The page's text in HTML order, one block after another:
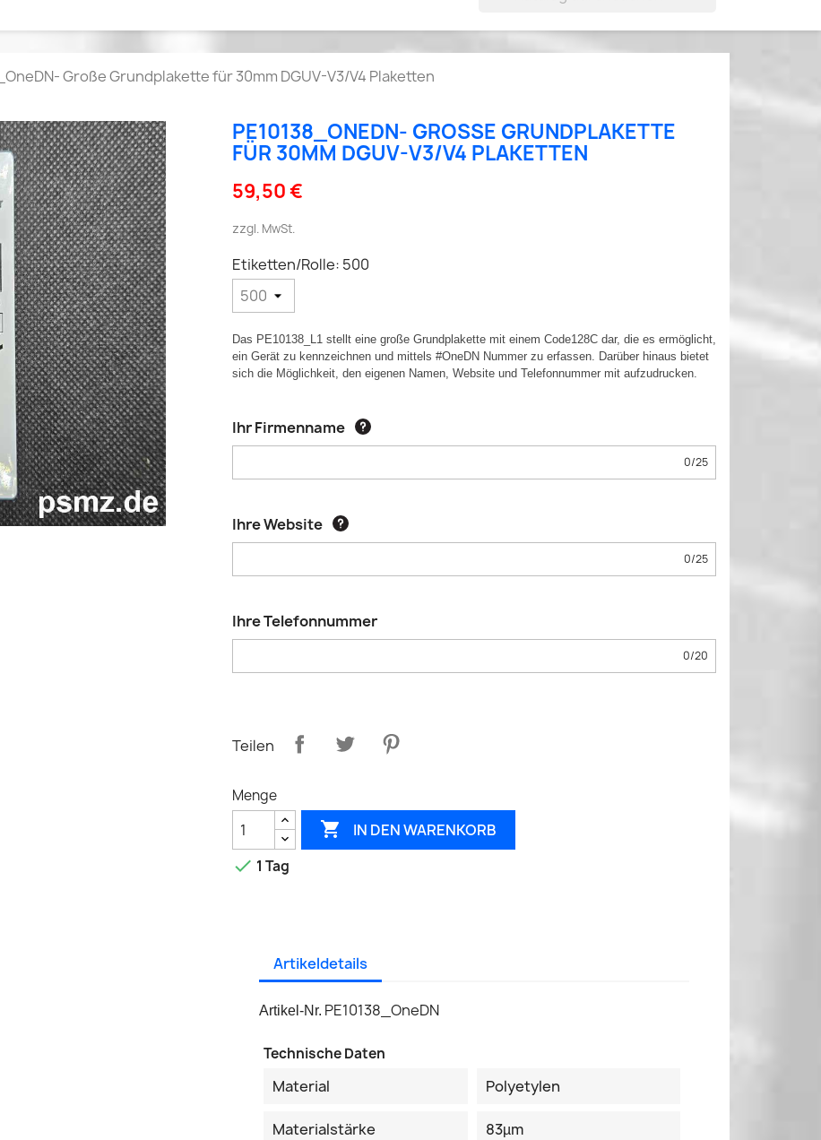

Große Grundplakette für 30mm DGUV-V3/V4 Plaketten
PE10138_ONEDN- GROSSE GRUNDPLAKETTE F
ÜR 30MM DGUV-V3/V4 PLAKETTEN
59,50 €
zzgl. MwSt.
Etiketten/Rolle: 500
Das PE10138_L1 stellt eine große Grundplakette mit einem Code128C dar, die es ermöglicht,
ein Gerät zu kennzeichnen und mittels #OneDN Nummer zu erfassen. Darüber hinaus bietet
sich die Möglichkeit, den eigenen Namen, Website und Telefonnummer mit aufzudrucken.
Ihr Firmenname
0/25
Ihre Website
0/25
Ihre Telefonnummer
0/20
Teilen
Menge
 IN DEN WARENKORB
 1 Tag
Artikeldetails
Artikel-Nr. PE10138_OneDN
Technische Daten
Material Polyetylen
Materialstärke 83µm